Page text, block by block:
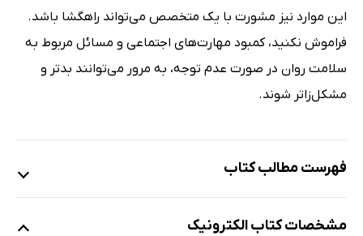
این موارد نیز مشورت با یک متخصص می‌تواند راهگشا باشد.
فراموش نکنید، کمبود مهارت‌های اجتماعی و مسائل مربوط به
سلامت روان در صورت عدم توجه، به مرور می‌توانند بدتر و
مشکل‌‌زاتر شوند.
فهرست مطالب کتاب
مشخصات کتاب الکترونیک